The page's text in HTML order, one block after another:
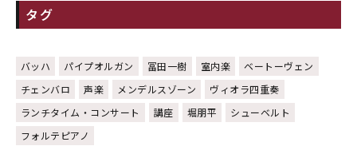
タグ
バッハ パイプオルガン 冨田一樹 室内楽
ベートーヴェン
チェンバロ
声楽 メンデルスゾーン
ヴィオラ四重奏
ランチタイム・コンサート
講座 堀朋平
シューベルト
フォルテピアノ